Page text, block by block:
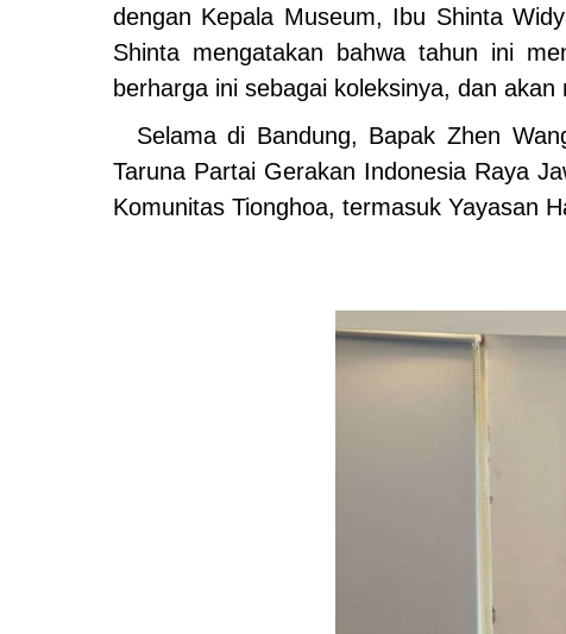
dengan Kepala Museum, Ibu Shinta
Shinta mengatakan bahwa tahun ini
berharga ini sebagai koleksinya, dan
Selama di Bandung, Bapak Zhen
Taruna Partai Gerakan Indonesia Raya
Komunitas Tionghoa, termasuk Yayasan